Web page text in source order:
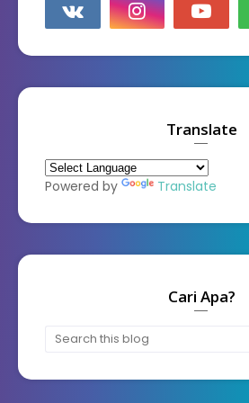
Translate
Powered by Translate
Cari Apa?